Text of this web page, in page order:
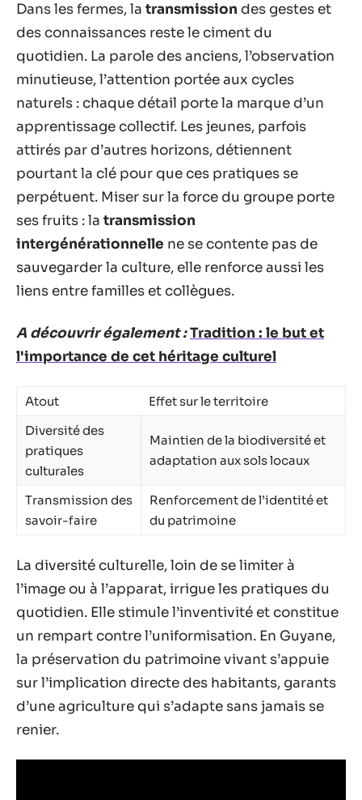
Dans les fermes, la transmission des gestes et
des connaissances reste le ciment du
quotidien. La parole des anciens, l’observation
minutieuse, l’attention portée aux cycles
naturels : chaque détail porte la marque d’un
apprentissage collectif. Les jeunes, parfois
attirés par d’autres horizons, détiennent
pourtant la clé pour que ces pratiques se
perpétuent. Miser sur la force du groupe porte
ses fruits : la transmission
intergénérationnelle ne se contente pas de
sauvegarder la culture, elle renforce aussi les
liens entre familles et collègues.
A découvrir également :Tradition : le but et
l'importance de cet héritage culturel
Atout
Effet sur le territoire
Diversité des
pratiques
culturales
Maintien de la biodiversité et
adaptation aux sols locaux
Transmission des
savoir-faire
Renforcement de l’identité et
du patrimoine
La diversité culturelle, loin de se limiter à
l’image ou à l’apparat, irrigue les pratiques du
quotidien. Elle stimule l’inventivité et constitue
un rempart contre l’uniformisation. En Guyane,
la préservation du patrimoine vivant s’appuie
sur l’implication directe des habitants, garants
d’une agriculture qui s’adapte sans jamais se
renier.